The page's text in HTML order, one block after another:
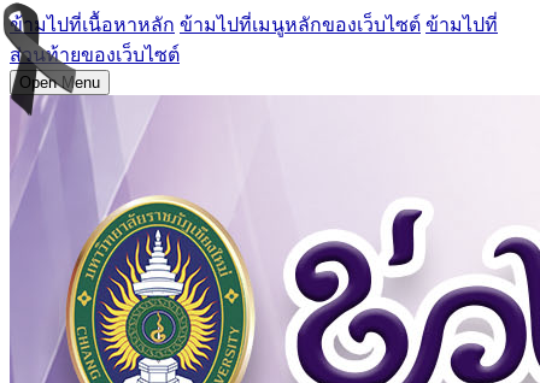
ข้ามไปที่เนื้อหาหลัก ข้ามไปที่เมนูหลักของเว็บไซต์ ข้ามไปที่
ส่วนท้ายของเว็บไซต์
Open Menu